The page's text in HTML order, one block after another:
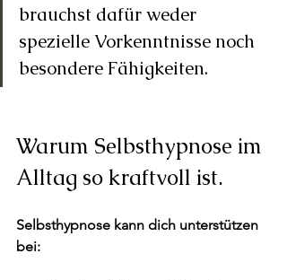
brauchst dafür weder
spezielle Vorkenntnisse noch
besondere Fähigkeiten.
Warum Selbsthypnose im
Alltag so kraftvoll ist.
Selbsthypnose kann dich unterstützen
bei: